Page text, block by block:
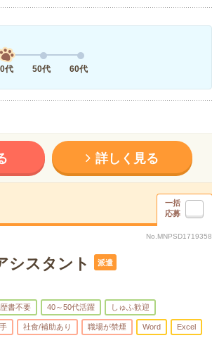
代 50代 60代
詳しく見る
一括
応募
No.MNPSD1719358
シスタント 派遣
書不要 40～50代活躍 しゅふ歓迎
社食/補助あり 職場が禁煙 Word Excel